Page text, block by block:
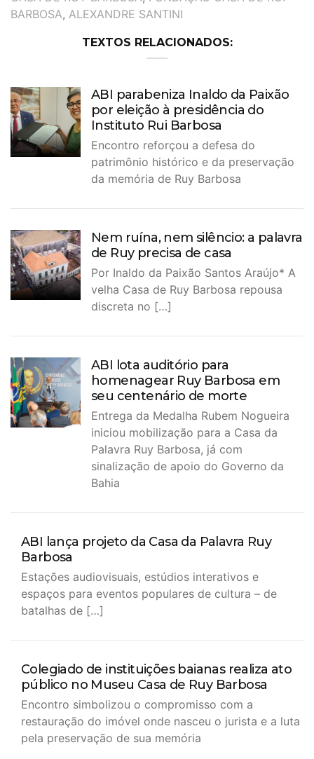
BARBOSA, ALEXANDRE SANTINI
TEXTOS RELACIONADOS:
ABI parabeniza Inaldo da Paixão
por eleição à presidência do
Instituto Rui Barbosa
Encontro reforçou a defesa do
patrimônio histórico e da preservação
da memória de Ruy Barbosa
Nem ruína, nem silêncio: a palavra
de Ruy precisa de casa
Por Inaldo da Paixão Santos Araújo* A
velha Casa de Ruy Barbosa repousa
discreta no […]
ABI lota auditório para
homenagear Ruy Barbosa em
seu centenário de morte
Entrega da Medalha Rubem Nogueira
iniciou mobilização para a Casa da
Palavra Ruy Barbosa, já com
sinalização de apoio do Governo da
Bahia
ABI lança projeto da Casa da Palavra Ruy
Barbosa
Estações audiovisuais, estúdios interativos e
espaços para eventos populares de cultura – de
batalhas de […]
Colegiado de instituições baianas realiza ato
público no Museu Casa de Ruy Barbosa
Encontro simbolizou o compromisso com a
restauração do imóvel onde nasceu o jurista e a luta
pela preservação de sua memória